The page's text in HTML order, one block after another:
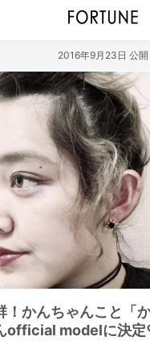
2016年9月23日 公開
！かんちゃんこと「
official modelに決